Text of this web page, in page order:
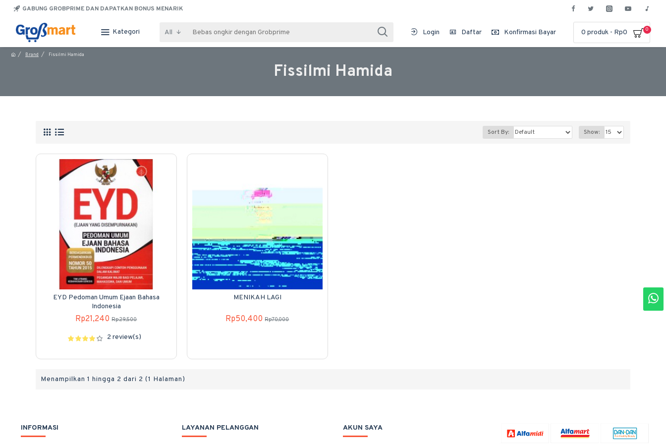
GABUNG GROBPRIME DAN DAPATKAN BONUS MENARIK
Kategori All Login Daftar Konfirmasi Bayar 0 produk - Rp0 0
Brand Fissilmi Hamida
Fissilmi Hamida
Sort By: Show:
EYD Pedoman Umum Ejaan Bahasa
Indonesia
Rp21,240 Rp29,500
2 review(s)
MENIKAH LAGI
Rp50,400 Rp70,000
Menampilkan 1 hingga 2 dari 2 (1 Halaman)
INFORMASI LAYANAN PELANGGAN AKUN SAYA